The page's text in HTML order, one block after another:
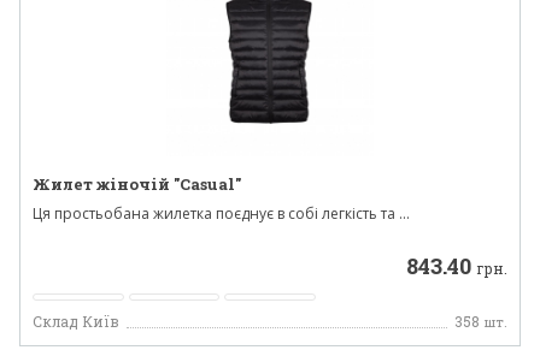
Жилет жіночій "Casual"
Ця простьобана жилетка поєднує в собі легкість та ...
843.40 грн.
Склад Київ 358 шт.